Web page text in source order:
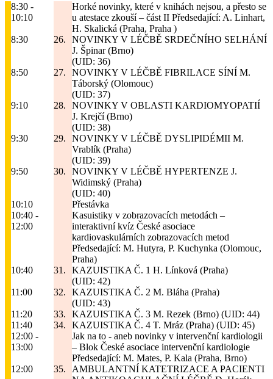
8:30 -
10:10
Horké novinky, které v knihách nejsou, a přesto se
u atestace zkouší – část II Předsedající: A. Linhart,
H. Skalická (Praha, Praha )
8:30
26.
NOVINKY V LÉČBĚ SRDEČNÍHO SELHÁNÍ
J. Špinar (Brno)
(UID: 36)
8:50
27. NOVINKY V LÉČBĚ FIBRILACE SÍNÍ M.
Táborský (Olomouc)
(UID: 37)
9:10
28.
NOVINKY V OBLASTI KARDIOMYOPATIÍ
J. Krejčí (Brno)
(UID: 38)
9:30
29. NOVINKY V LÉČBĚ DYSLIPIDÉMII M.
Vrablík (Praha)
(UID: 39)
9:50
30. NOVINKY V LÉČBĚ HYPERTENZE J.
Widimský (Praha)
(UID: 40)
10:10
Přestávka
10:40 -
12:00
Kasuistiky v zobrazovacích metodách –
interaktivní kvíz České asociace
kardiovaskulárních zobrazovacích metod
Předsedající: M. Hutyra, P. Kuchynka (Olomouc,
Praha)
10:40
31. KAZUISTIKA Č. 1 H. Línková (Praha)
(UID: 42)
11:00
32. KAZUISTIKA Č. 2 M. Bláha (Praha)
(UID: 43)
11:20
33. KAZUISTIKA Č. 3 M. Rezek (Brno) (UID: 44)
11:40
34. KAZUISTIKA Č. 4 T. Mráz (Praha) (UID: 45)
12:00 -
13:00
Jak na to - aneb novinky v intervenční kardiologii
– Blok České asociace intervenční kardiologie
Předsedající: M. Mates, P. Kala (Praha, Brno)
12:00
35.
AMBULANTNÍ KATETRIZACE A PACIENTI